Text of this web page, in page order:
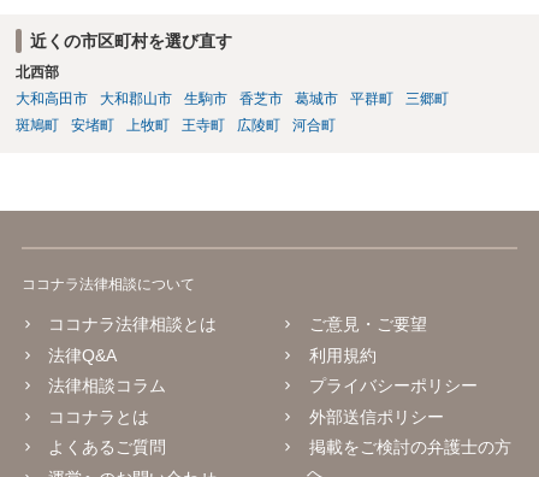
近くの市区町村を選び直す
北西部
大和高田市
大和郡山市 生駒市 香芝市 葛城市 平群町
三郷町
斑鳩町
安堵町 上牧町 王寺町 広陵町 河合町
ココナラ法律相談について
ココナラ法律相談とは
法律Q&A
法律相談コラム
ココナラとは
よくあるご質問
ご意見・ご要望
利用規約
プライバシーポリシー
外部送信ポリシー
掲載をご検討の弁護士の方